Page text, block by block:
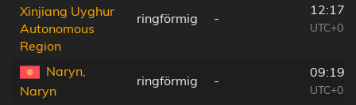
Xinjiang Uyghur
Autonomous
Region
ringförmig -
Naryn,
Naryn
ringförmig -